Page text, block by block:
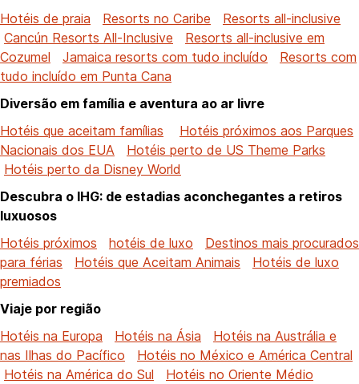
Hotéis de praia
Resorts no Caribe
Resorts all-inclusive
Cancún Resorts All-Inclusive
Resorts all-inclusive em
Cozumel
Jamaica resorts com tudo incluído
Resorts com
tudo incluído em Punta Cana
Diversão em família e aventura ao ar livre
Hotéis que aceitam famílias
Hotéis próximos aos Parques
Nacionais dos EUA
Hotéis perto de US Theme Parks
Hotéis perto da Disney World
Descubra o IHG: de estadias aconchegantes a retiros
luxuosos
Hotéis próximos
hotéis de luxo
Destinos mais procurados
para férias
Hotéis que Aceitam Animais
Hotéis de luxo
premiados
Viaje por região
Hotéis na Europa
Hotéis na Ásia
Hotéis na Austrália e
nas Ilhas do Pacífico
Hotéis no México e América Central
Hotéis na América do Sul
Hotéis no Oriente Médio